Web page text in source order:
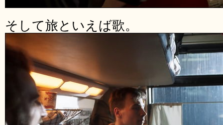
そして旅といえば歌。